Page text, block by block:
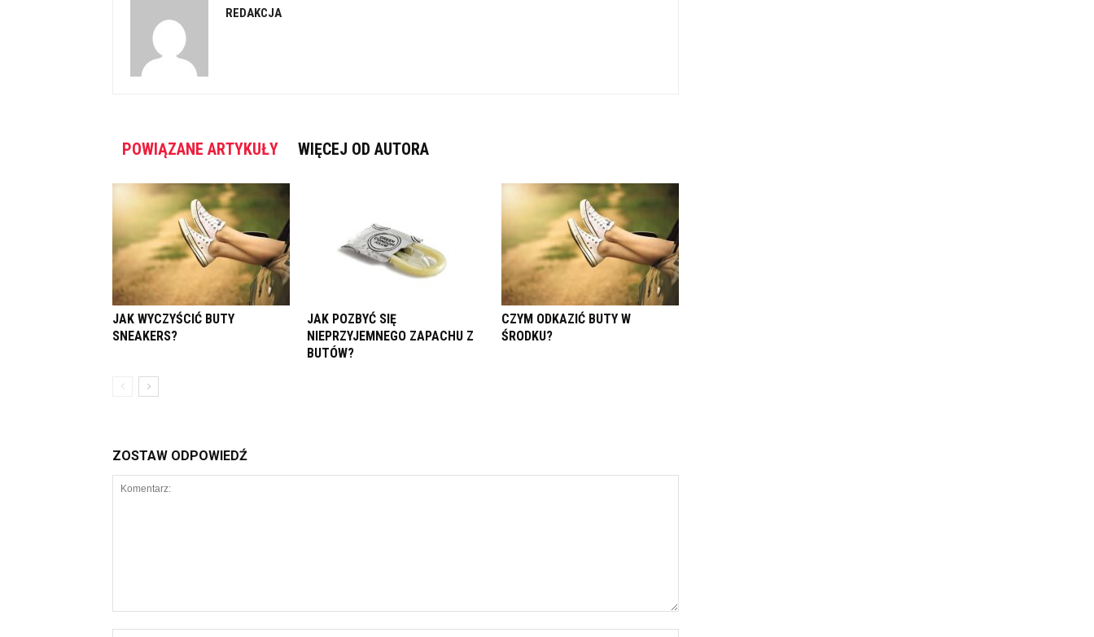
REDAKCJA
POWIĄZANE ARTYKUŁY WIĘCEJ OD AUTORA
JAK WYCZYŚCIĆ BUTY
SNEAKERS?
JAK POZBYĆ SIĘ
NIEPRZYJEMNEGO ZAPACHU Z
BUTÓW?
CZYM ODKAZIĆ BUTY W
ŚRODKU?
ZOSTAW ODPOWIEDŹ